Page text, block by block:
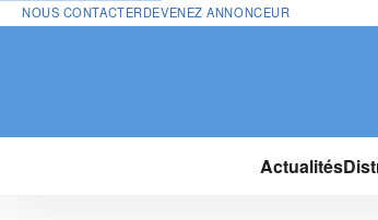
NOUS CONTACTERDEVENEZ ANNONCEUR
Actualités